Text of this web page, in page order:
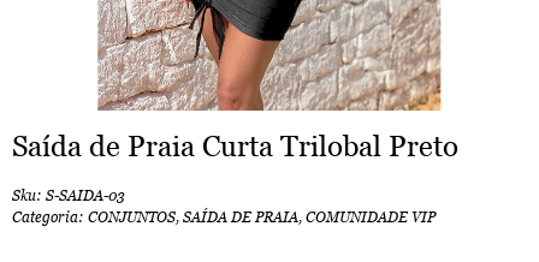
Saída de Praia Curta Trilobal Preto
Sku: S-SAIDA-03
Categoria: CONJUNTOS, SAÍDA DE PRAIA, COMUNIDADE VIP